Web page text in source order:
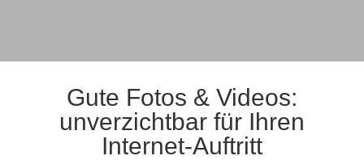
Gute Fotos & Videos:
unverzichtbar für Ihren
Internet-Auftritt